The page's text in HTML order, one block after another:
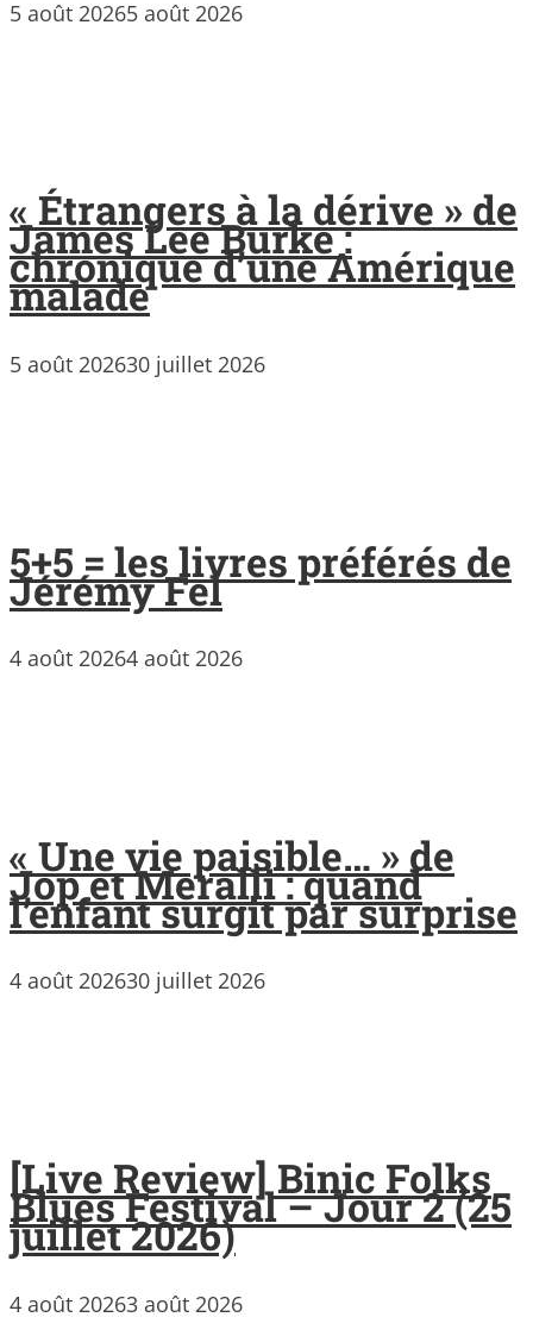
5 août 20265 août 2026
« Étrangers à la dérive » de
James Lee Burke :
chronique d’une Amérique
malade
5 août 202630 juillet 2026
5+5 = les livres préférés de
Jérémy Fel
4 août 20264 août 2026
« Une vie paisible… » de
Jop et Meralli : quand
l’enfant surgit par surprise
4 août 202630 juillet 2026
[Live Review] Binic Folks
Blues Festival – Jour 2 (25
juillet 2026)
4 août 20263 août 2026